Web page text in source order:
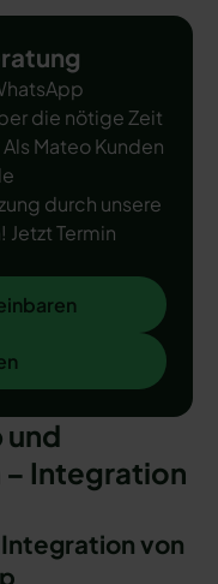
die nötige Zeit
Mateo Kunden
durch unsere
Jetzt Termin
und
Integration
von